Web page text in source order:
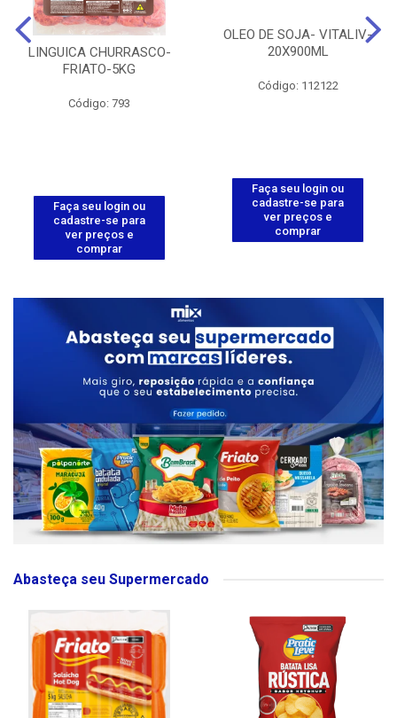
LINGUICA CHURRASCO-
FRIATO-5KG
Código: 793
Faça seu login ou
cadastre-se para
ver preços e
comprar
OLEO DE SOJA- VITALIV-
20X900ML
Código: 112122
Faça seu login ou
cadastre-se para
ver preços e
comprar
Abasteça seu Supermercado